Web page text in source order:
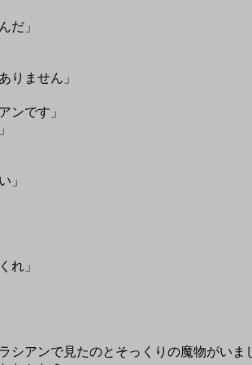
だ」
りません」
ンです」
」
れ」
シアンで見たのとそっくりの魔物がいま